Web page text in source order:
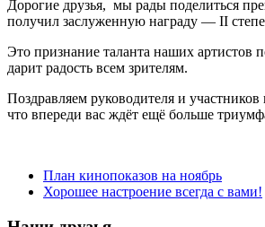
Дорогие друзья, мы рады поделиться
получил заслуженную награду — II
Это признание таланта наших артистов
дарит радость всем зрителям.
Поздравляем руководителя и
что впереди вас ждёт ещё больше
План кинопоказов на ноябрь
Хорошее настроение всегда с вами!